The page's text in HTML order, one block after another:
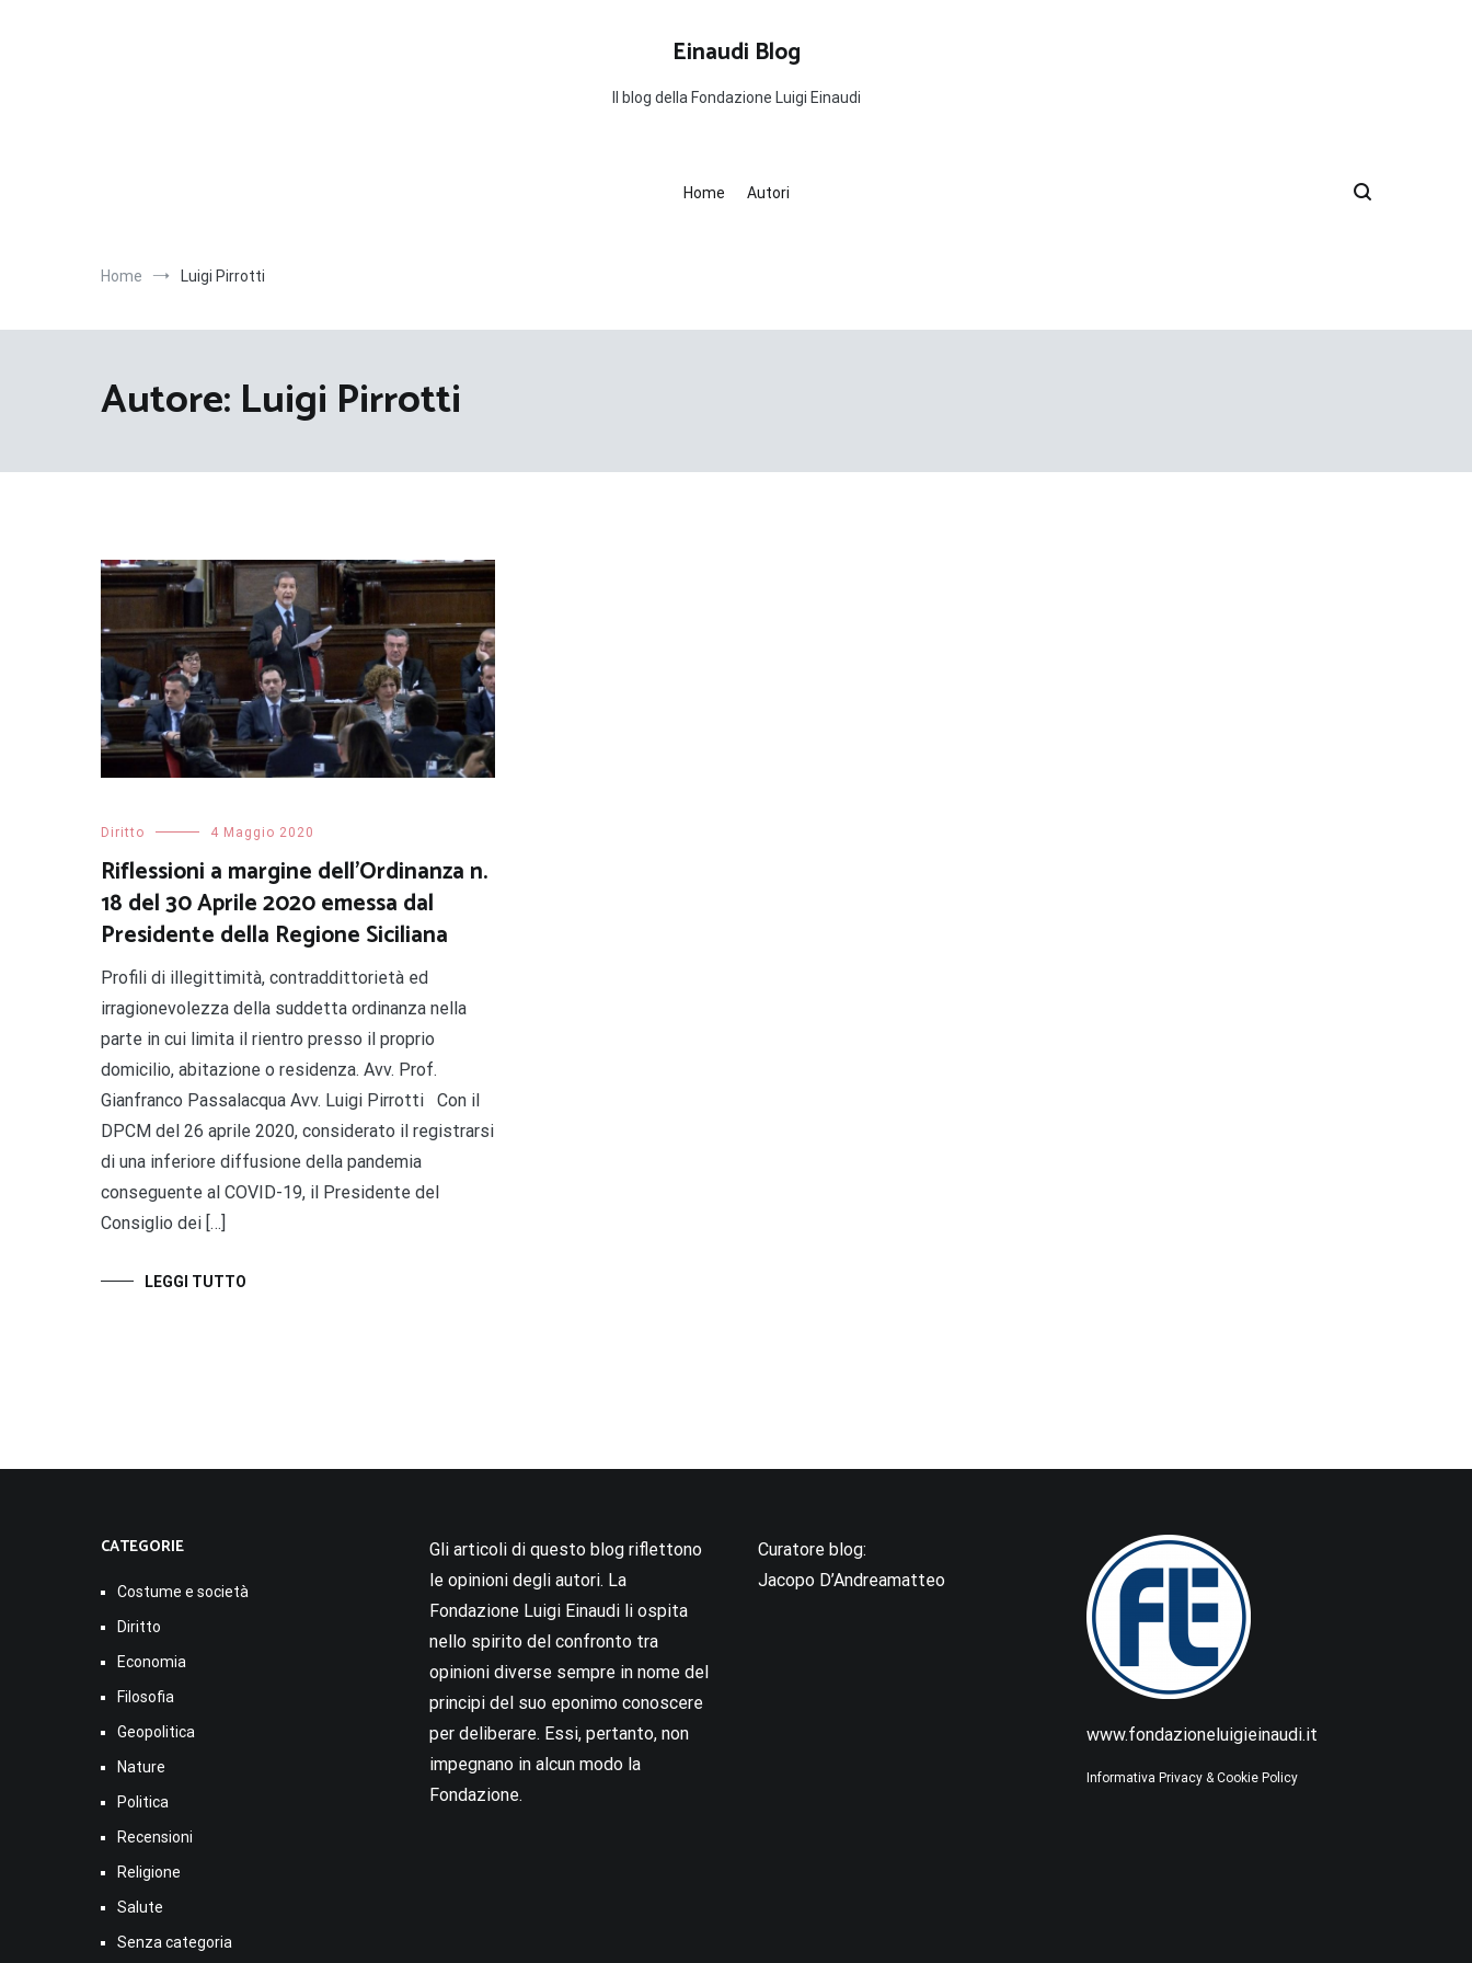
Einaudi Blog
Il blog della Fondazione Luigi Einaudi
Home Autori
Home Luigi Pirrotti
Autore: Luigi Pirrotti
Diritto 4 Maggio 2020
Riflessioni a margine dell’Ordinanza n.
18 del 30 Aprile 2020 emessa dal
Presidente della Regione Siciliana
Profili di illegittimità, contraddittorietà ed
irragionevolezza della suddetta ordinanza nella
parte in cui limita il rientro presso il proprio
domicilio, abitazione o residenza. Avv. Prof.
Gianfranco Passalacqua Avv. Luigi Pirrotti Con il
DPCM del 26 aprile 2020, considerato il registrarsi
di una inferiore diffusione della pandemia
conseguente al COVID-19, il Presidente del
Consiglio dei […]
LEGGI TUTTO
CATEGORIE
Costume e società
Diritto
Economia
Filosofia
Geopolitica
Nature
Politica
Recensioni
Religione
Salute
Senza categoria
Gli articoli di questo blog riflettono
le opinioni degli autori. La
Fondazione Luigi Einaudi li ospita
nello spirito del confronto tra
opinioni diverse sempre in nome del
principi del suo eponimo conoscere
per deliberare. Essi, pertanto, non
impegnano in alcun modo la
Fondazione.
Curatore blog:
Jacopo D’Andreamatteo
www.fondazioneluigieinaudi.it
Informativa Privacy & Cookie Policy